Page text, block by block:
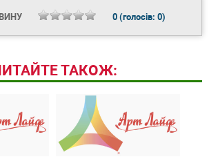
0(голосів: 0)
ТАКОЖ: